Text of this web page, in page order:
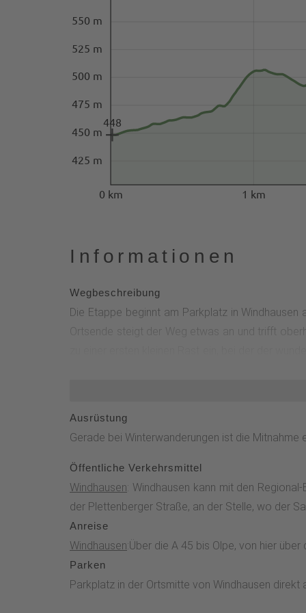
0 km 1 km
425 m
450 m
475 m
500 m
525 m
550 m
448
Informationen
Wegbeschreibung
Die Etappe beginnt am Parkplatz in
Ortsende steigt der Weg etwas an und trifft
markierten Forstweg. Dieser führt in einem
wieder zurück zum Parkplatz Windhausen.Der
aber auch bei höheren Schneelagen in der Regel
Ausrüstung
Gerade bei Winterwanderungen ist die
Öffentliche Verkehrsmittel
Windhausen: Windhausen kann mit den
der Plettenberger Straße, an der Stelle, wo der
Anreise
Windhausen:Über die A 45 bis Olpe, von hier
Parken
Parkplatz in der Ortsmitte von Windhausen